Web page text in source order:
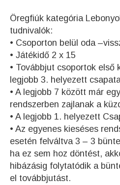
Öregfiúk kategória
tudnivalók:
• Csoporton belül oda
• Játékidő 2 x 15
• Továbbjut csoportok első
legjobb 3. helyezett
• A legjobb 7 között már
rendszerben zajlanak a
• A legjobb 1. helyezett
• Az egyenes kieséses
esetén felváltva 3 – 3
ha ez sem hoz döntést,
hibázásig folytatódik a
el továbbjutást.